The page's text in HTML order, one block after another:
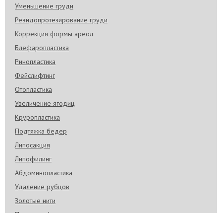
Уменьшение груди
Реэндопротезирование груди
Коррекция формы ареол
Блефаропластика
Ринопластика
Фейслифтинг
Отопластика
Увеличение ягодиц
Круропластика
Подтяжка бедер
Липосакция
Липофилинг
Абдоминопластика
Удаление рубцов
Золотые нити